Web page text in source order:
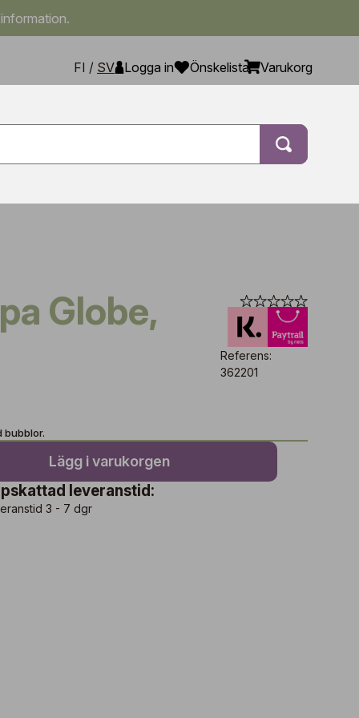
FI / SV Logga in Önskelista Varukorg
Referens:
362201
bubblor.
Lägg i varukorgen
leveranstid:
3 - 7 dgr